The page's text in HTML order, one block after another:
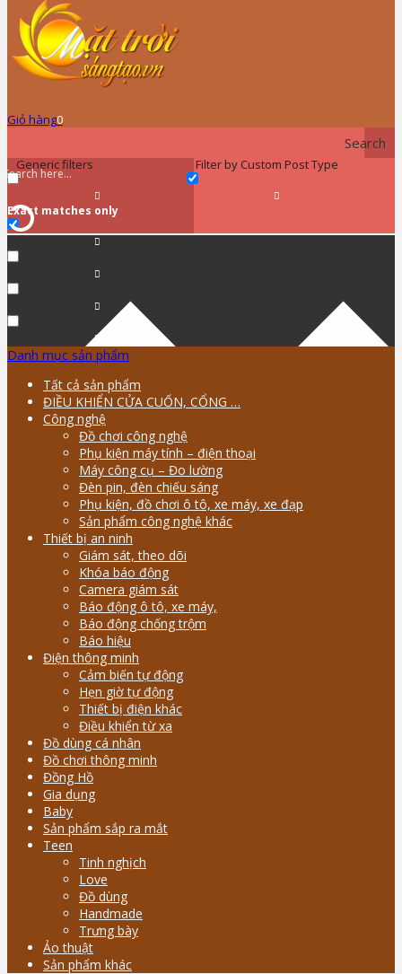
Giỏ hàng0
Search
Generic filters
Exact matches only
Filter by Custom Post Type
Danh mục sản phẩm
Tất cả sản phẩm
ĐIỀU KHIỂN CỬA CUỐN, CỔNG …
Công nghệ
Đồ chơi công nghệ
Phụ kiện máy tính – điện thoại
Máy công cụ – Đo lường
Đèn pin, đèn chiếu sáng
Phụ kiện, đồ chơi ô tô, xe máy, xe đạp
Sản phẩm công nghệ khác
Thiết bị an ninh
Giám sát, theo dõi
Khóa báo động
Camera giám sát
Báo động ô tô, xe máy,
Báo động chống trộm
Báo hiệu
Điện thông minh
Cảm biến tự động
Hẹn giờ tự động
Thiết bị điện khác
Điều khiển từ xa
Đồ dùng cá nhân
Đồ chơi thông minh
Đồng Hồ
Gia dụng
Baby
Sản phẩm sắp ra mắt
Teen
Tinh nghịch
Love
Đồ dùng
Handmade
Trưng bày
Ảo thuật
Sản phẩm khác